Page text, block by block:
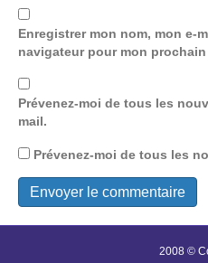
Enregistrer mon nom, mon e-
navigateur pour mon
Prévenez-moi de tous les
mail.
Prévenez-moi de tous les
2008 ©